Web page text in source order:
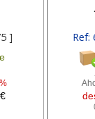
]
€
Ref: